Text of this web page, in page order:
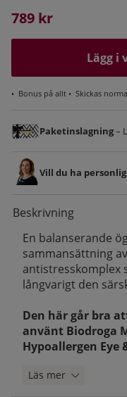
789 kr
Lägg i
• Bonus på allt • Skickas
Paketinslagning–
Vill du ha
Beskrivning
En balanserande
sammansättning
antistresskomplex
långvarigt den
Den här går bra
använt Biodroga
Hypoallergen Eye
Läs mer